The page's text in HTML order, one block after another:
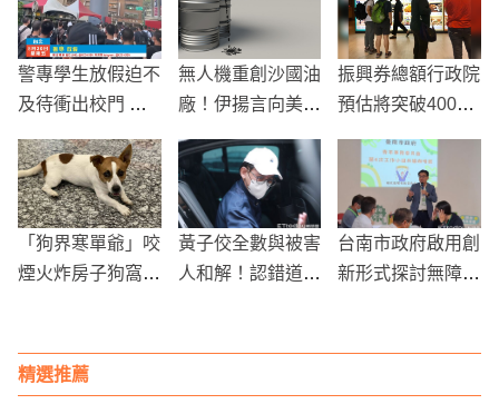
警專學生放假迫不
及待衝出校門 休
無人機重創沙國油
廠！伊揚言向美開
0％
振興券總額行政院
預估將突破400億
第一波活動上路
「狗界寒單爺」咬
煙火炸房子狗窩爆
黃子佼全數與被害
人和解！認錯道
台南市政府啟用創
新形式探討無障礙
品質
精選推薦